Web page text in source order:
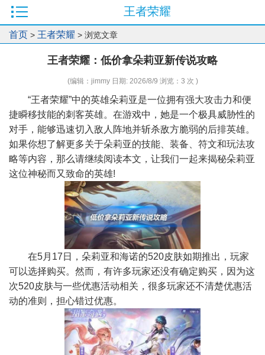
王者荣耀
首页 > 王者荣耀 > 浏览文章
王者荣耀：低价拿朵莉亚新传说攻略
(编辑：jimmy 日期: 2026/8/9 浏览：3 次 )
“王者荣耀”中的英雄朵莉亚是一位拥有强大攻击力和便
捷瞬移技能的刺客英雄。在游戏中，她是一个极具威胁性的
对手，能够迅速切入敌人阵地并斩杀敌方脆弱的后排英雄。
如果你想了解更多关于朵莉亚的技能、装备、符文和玩法攻
略等内容，那么请继续阅读本文，让我们一起来揭秘朵莉亚
这位神秘而又致命的英雄!
在5月17日，朵莉亚和海诺的520皮肤如期推出，玩家
可以选择购买。然而，有许多玩家还没有确定购买，因为这
次520皮肤与一些优惠活动相关，很多玩家还不清楚优惠活
动的准则，担心错过优惠。